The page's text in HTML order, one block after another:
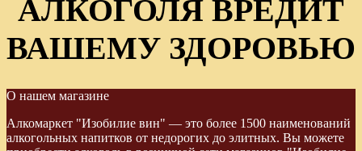
АЛКОГОЛЯ ВРЕДИТ
ВАШЕМУ ЗДОРОВЬЮ
О нашем магазине
Алкомаркет "Изобилие вин" — это более 1500 наименований
алкогольных напитков от недорогих до элитных. Вы можете